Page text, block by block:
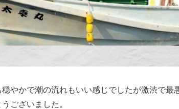
やかで潮の流れもいい感じでしたが激渋で
ございました。